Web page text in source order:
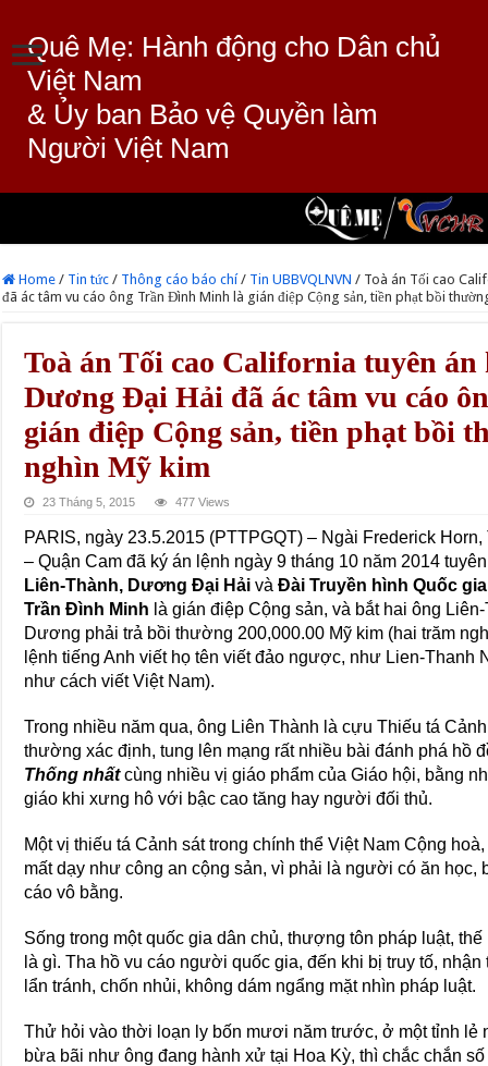
Quê Mẹ: Hành động cho Dân chủ
Việt Nam
& Ủy ban Bảo vệ Quyền làm
Người Việt Nam
Home / Tin tức / Thông cáo báo chí / Tin UBBVQLNVN / Toà án Tối cao
đã ác tâm vu cáo ông Trần Đình Minh là gián điệp Cộng sản, tiền phạt bồi
Toà án Tối cao California tuyên
Dương Đại Hải đã ác tâm vu cáo
gián điệp Cộng sản, tiền phạt bồi
nghìn Mỹ kim
23 Tháng 5, 2015 477 Views
PARIS, ngày 23.5.2015 (PTTPGQT) – Ngài Frederick
– Quận Cam đã ký án lệnh ngày 9 tháng 10 năm 2014
Liên-Thành, Dương Đại Hải vàĐài Truyền hình Quốc
Trần Đình Minh là gián điệp Cộng sản, và bắt hai ông
Dương phải trả bồi thường 200,000.00 Mỹ kim (hai trăm
lệnh tiếng Anh viết họ tên viết đảo ngược, như Lien-Thanh
như cách viết Việt Nam).
Trong nhiều năm qua, ông Liên Thành là cựu Thiếu tá
thường xác định, tung lên mạng rất nhiều bài đánh phá hồ
Thống nhấtcùng nhiều vị giáo phẩm của Giáo hội, bằng
giáo khi xưng hô với bậc cao tăng hay người đối thủ.
Một vị thiếu tá Cảnh sát trong chính thể Việt Nam Cộng
mất dạy như công an cộng sản, vì phải là người có ăn học,
cáo vô bằng.
Sống trong một quốc gia dân chủ, thượng tôn pháp luật,
là gì. Tha hồ vu cáo người quốc gia, đến khi bị truy tố,
lẩn tránh, chốn nhủi, không dám ngẩng mặt nhìn pháp luật.
Thử hỏi vào thời loạn ly bốn mươi năm trước, ở một tỉnh lẻ
bừa bãi như ông đang hành xử tại Hoa Kỳ, thì chắc chắn